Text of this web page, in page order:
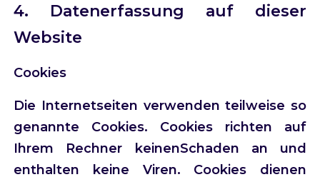
4. Datenerfassung auf dieser
Website
Cookies
Die Internetseiten verwenden teilweise so
genannte Cookies. Cookies richten auf
Ihrem Rechner keinenSchaden an und
enthalten keine Viren. Cookies dienen